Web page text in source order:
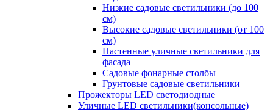
Низкие садовые светильники (до 100
см)
Высокие садовые светильники (от 100
см)
Настенные уличные светильники для
фасада
Садовые фонарные столбы
Грунтовые садовые светильники
Прожекторы LED светодиодные
Уличные LED светильники(консольные)